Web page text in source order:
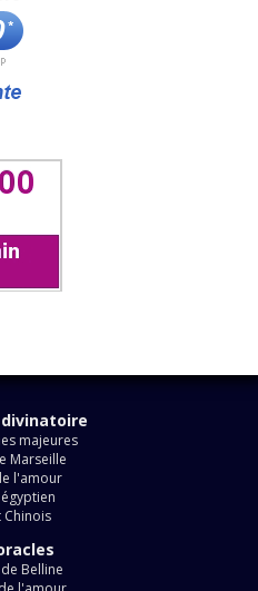
majeures
Marseille
l'amour
Chinois
Belline